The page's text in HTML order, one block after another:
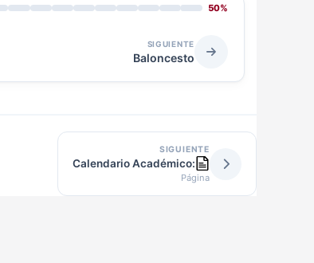
50%
SIGUIENTE
Baloncesto
SIGUIENTE
Calendario Académico:
Página